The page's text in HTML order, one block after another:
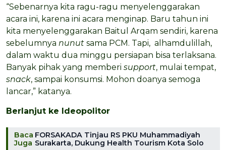
“Sebenarnya kita ragu-ragu menyelenggarakan
acara ini, karena ini acara menginap. Baru tahun ini
kita menyelenggarakan Baitul Arqam sendiri, karena
sebelumnya nunut sama PCM. Tapi, alhamdulillah,
dalam waktu dua minggu persiapan bisa terlaksana.
Banyak pihak yang memberi support, mulai tempat,
snack, sampai konsumsi. Mohon doanya semoga
lancar,” katanya.
Berlanjut ke Ideopolitor
Baca
Juga
FORSAKADA Tinjau RS PKU Muhammadiyah
Surakarta, Dukung Health Tourism Kota Solo